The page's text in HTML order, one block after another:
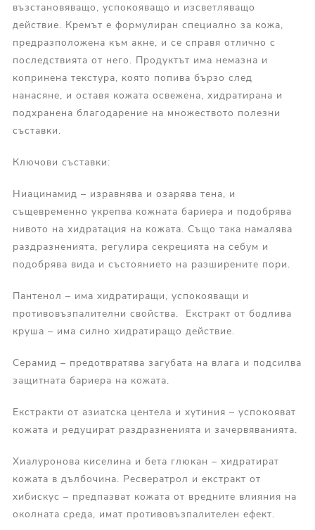
възстановяващо, успокояващо и изсветляващо
действие. Кремът е формулиран специално за кожа,
предразположена към акне, и се справя отлично с
последствията от него. Продуктът има немазна и
копринена текстура, която попива бързо след
нанасяне, и оставя кожата освежена, хидратирана и
подхранена благодарение на множеството полезни
съставки.
Ключови съставки:
Ниацинамид – изравнява и озарява тена, и
същевременно укрепва кожната бариера и подобрява
нивото на хидратация на кожата. Също така намалява
раздразненията, регулира секрецията на себум и
подобрява вида и състоянието на разширените пори.
Пантенол – има хидратиращи, успокояващи и
противовъзпалителни свойства. Екстракт от бодлива
круша – има силно хидратиращо действие.
Серамид – предотвратява загубата на влага и подсилва
защитната бариера на кожата.
Екстракти от азиатска центела и хутиния – успокояват
кожата и редуцират раздразненията и зачервяванията.
Хиалуронова киселина и бета глюкан – хидратират
кожата в дълбочина. Ресвератрол и екстракт от
хибискус – предпазват кожата от вредните влияния на
околната среда, имат противовъзпалителен ефект.